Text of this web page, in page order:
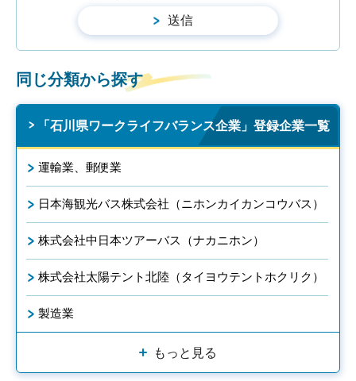
同じ分類から探す
「石川県ワークライフバランス企業」登録企業一覧
運輸業、郵便業
日本海観光バス株式会社（ニホンカイカンコウバス）
株式会社中日本ツアーバス（ナカニホン）
株式会社太陽テント北陸（タイヨウテントホクリク）
製造業
もっと見る